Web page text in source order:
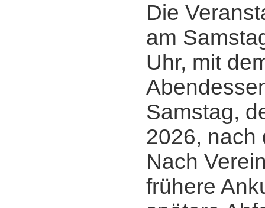
Die
am
Uhr, mit
Samstag,
2026, nach
Nach
frühere